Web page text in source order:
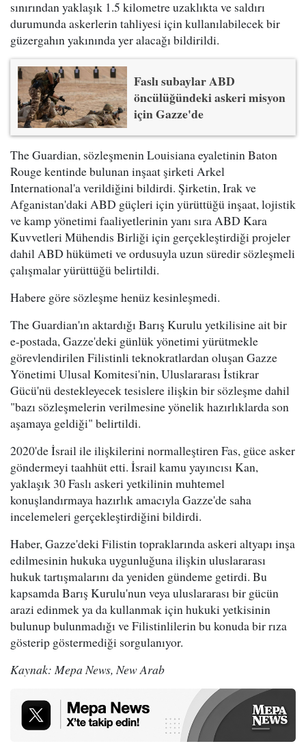
sınırından yaklaşık 1.5 kilometre uzaklıkta ve saldırı
durumunda askerlerin tahliyesi için kullanılabilecek bir
güzergahın yakınında yer alacağı bildirildi.
Faslı subaylar ABD
öncülüğündeki askeri misyon
için Gazze'de
The Guardian, sözleşmenin Louisiana eyaletinin Baton
Rouge kentinde bulunan inşaat şirketi Arkel
International'a verildiğini bildirdi. Şirketin, Irak ve
Afganistan'daki ABD güçleri için yürüttüğü inşaat, lojistik
ve kamp yönetimi faaliyetlerinin yanı sıra ABD Kara
Kuvvetleri Mühendis Birliği için gerçekleştirdiği projeler
dahil ABD hükümeti ve ordusuyla uzun süredir sözleşmeli
çalışmalar yürüttüğü belirtildi.
Habere göre sözleşme henüz kesinleşmedi.
The Guardian'ın aktardığı Barış Kurulu yetkilisine ait bir
e-postada, Gazze'deki günlük yönetimi yürütmekle
görevlendirilen Filistinli teknokratlardan oluşan Gazze
Yönetimi Ulusal Komitesi'nin, Uluslararası İstikrar
Gücü'nü destekleyecek tesislere ilişkin bir sözleşme dahil
"bazı sözleşmelerin verilmesine yönelik hazırlıklarda son
aşamaya geldiği" belirtildi.
2020'de İsrail ile ilişkilerini normalleştiren Fas, güce asker
göndermeyi taahhüt etti. İsrail kamu yayıncısı Kan,
yaklaşık 30 Faslı askeri yetkilinin muhtemel
konuşlandırmaya hazırlık amacıyla Gazze'de saha
incelemeleri gerçekleştirdiğini bildirdi.
Haber, Gazze'deki Filistin topraklarında askeri altyapı inşa
edilmesinin hukuka uygunluğuna ilişkin uluslararası
hukuk tartışmalarını da yeniden gündeme getirdi. Bu
kapsamda Barış Kurulu'nun veya uluslararası bir gücün
arazi edinmek ya da kullanmak için hukuki yetkisinin
bulunup bulunmadığı ve Filistinlilerin bu konuda bir rıza
gösterip göstermediği sorgulanıyor.
Kaynak: Mepa News, New Arab